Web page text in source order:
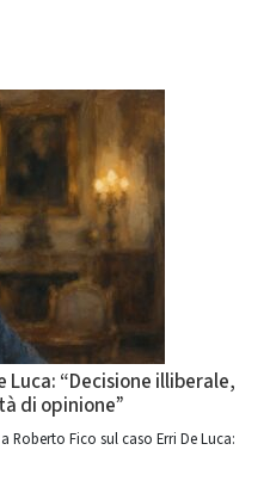
Luca: “Decisione illiberale,
di opinione”
Fico sul caso Erri De Luca: